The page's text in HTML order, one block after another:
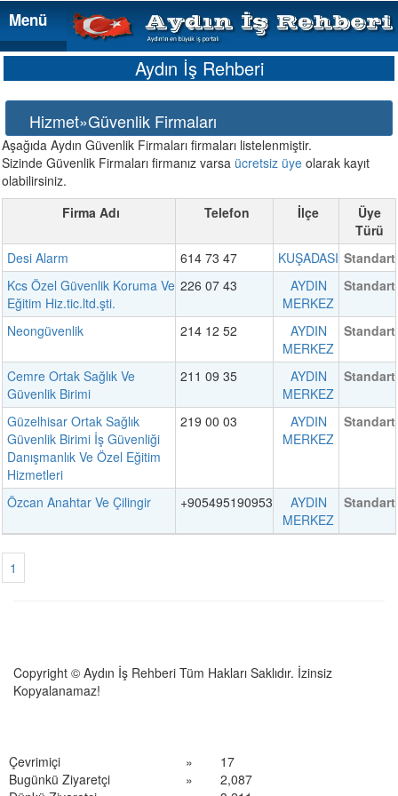
Menü
Menü
Aydın İş Rehberi
Hizmet»Güvenlik Firmaları
Aşağıda Aydın Güvenlik Firmaları firmaları listelenmiştir.
Sizinde Güvenlik Firmaları firmanız varsa ücretsiz üye olarak kayıt
olabilirsiniz.
Firma Adı
Telefon İlçe
Üye
Türü
Desi Alarm
614 73 47 KUŞADASI Standart
Kcs Özel Güvenlik Koruma Ve
Eğitim Hiz.tic.ltd.şti.
226 07 43
AYDIN
MERKEZ
Standart
Neongüvenlik 214 12 52
AYDIN
MERKEZ
Standart
Cemre Ortak Sağlık Ve
Güvenlik Birimi
211 09 35
AYDIN
MERKEZ
Standart
Güzelhisar Ortak Sağlık
Güvenlik Birimi İş Güvenliği
Danışmanlık Ve Özel Eğitim
Hizmetleri
219 00 03
AYDIN
MERKEZ
Standart
Özcan Anahtar Ve Çilingir +905495190953
AYDIN
MERKEZ
Standart
1
Copyright © Aydın İş Rehberi Tüm Hakları Saklıdır. İzinsiz
Kopyalanamaz!
Çevrimiçi »
17
Bugünkü Ziyaretçi
»
2,087